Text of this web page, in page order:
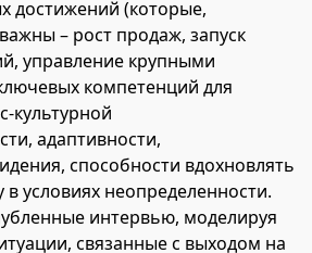
достижений (которые,
– рост продаж, запуск
управление крупными
компетенций для
культурной
адаптивности,
способности вдохновлять
условиях неопределенности.
интервью, моделируя
связанные с выходом на